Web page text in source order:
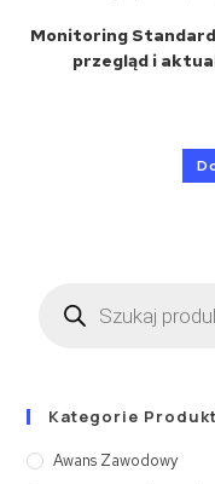
Monitoring
przegląd i
Kategorie
Awans Zawodowy